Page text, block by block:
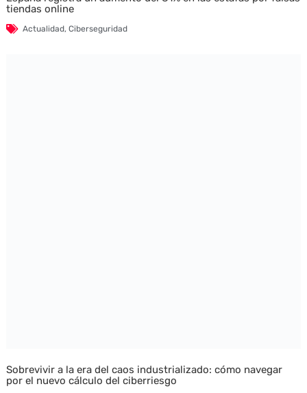
tiendas online
Actualidad, Ciberseguridad
Sobrevivir a la era del caos industrializado: cómo navegar
por el nuevo cálculo del ciberriesgo